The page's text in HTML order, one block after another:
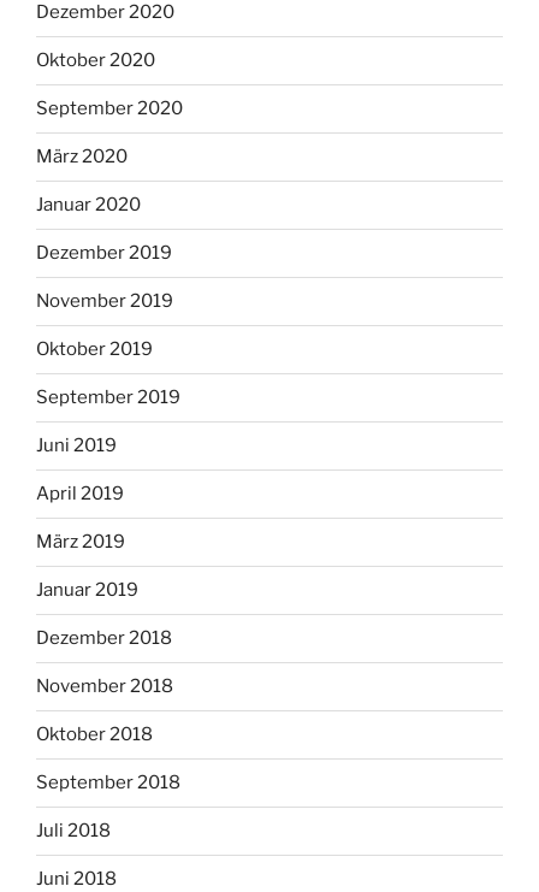
Dezember 2020
Oktober 2020
September 2020
März 2020
Januar 2020
Dezember 2019
November 2019
Oktober 2019
September 2019
Juni 2019
April 2019
März 2019
Januar 2019
Dezember 2018
November 2018
Oktober 2018
September 2018
Juli 2018
Juni 2018